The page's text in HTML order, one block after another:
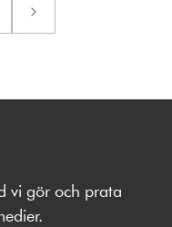
Nästa
vi gör och prata